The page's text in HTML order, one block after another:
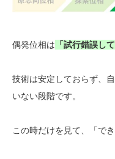
偶発位相は 「試行錯誤し
技術は安定しておらず、
いない段階です。
この時だけを見て、「で